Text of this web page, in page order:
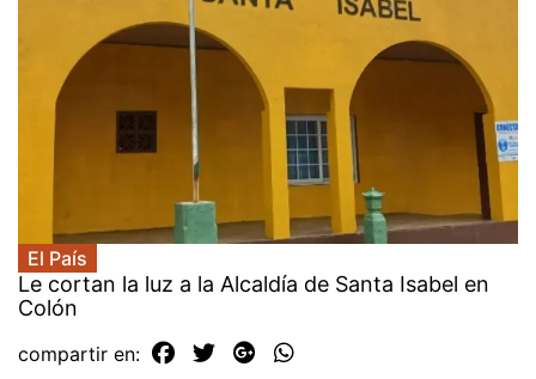
El País
Le cortan la luz a la Alcaldía de Santa Isabel en
Colón
compartir en: